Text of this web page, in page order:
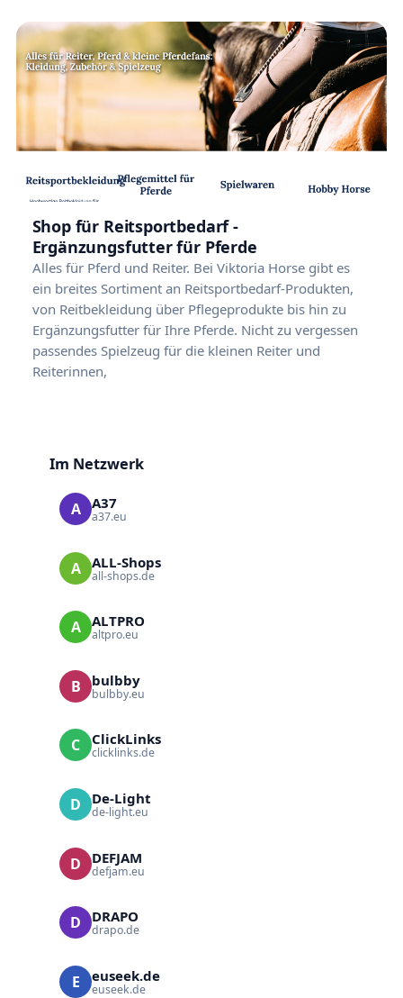
Shop für Reitsportbedarf -
Ergänzungsfutter für Pferde
Alles für Pferd und Reiter. Bei Viktoria Horse gibt es
ein breites Sortiment an Reitsportbedarf-Produkten,
von Reitbekleidung über Pflegeprodukte bis hin zu
Ergänzungsfutter für Ihre Pferde. Nicht zu vergessen
passendes Spielzeug für die kleinen Reiter und
Reiterinnen,
Im Netzwerk
A A37
a37.eu
A ALL-Shops
all-shops.de
A ALTPRO
altpro.eu
B bulbby
bulbby.eu
C ClickLinks
clicklinks.de
D De-Light
de-light.eu
D DEFJAM
defjam.eu
D DRAPO
drapo.de
E euseek.de
euseek.de